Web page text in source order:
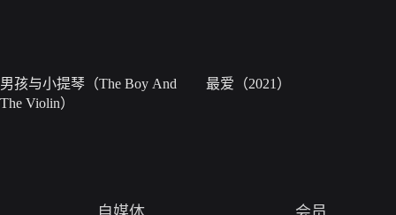
男孩与小提琴（The Boy And
The Violin）
最爱（2021）